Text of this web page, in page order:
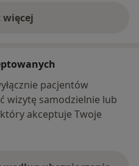
więcej
o adresie
pacjentów
wizytę samodzielnie lub
akceptuje Twoje